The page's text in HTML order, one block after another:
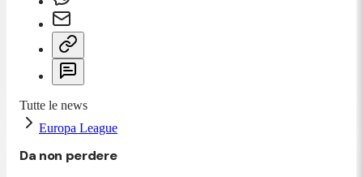
Tutte le news
Europa League
Da non perdere